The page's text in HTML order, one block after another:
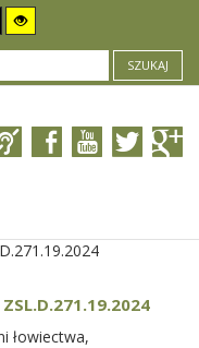
SZUKAJ
łowiectwa,